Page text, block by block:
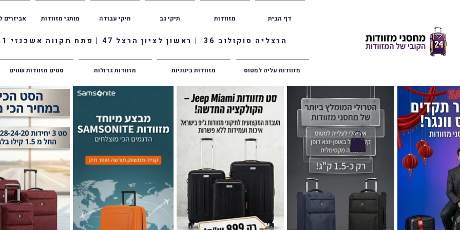
הרצליה סוקולוב 36 | ראשון לציון הרצל 47 | פתח תקווה אשכנזי 1
אביזרים מותגי מזוודות תיקי עבודה תיקי גב מזוודות דף הבית
סטים מזוודות שווים מזוודות גדולות מזוודות בינוניות מזוודות עליה למטוס